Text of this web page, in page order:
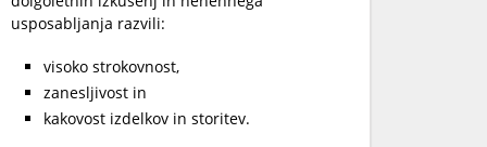
usposabljanja razvili:
visoko strokovnost,
zanesljivost in
kakovost izdelkov in storitev.